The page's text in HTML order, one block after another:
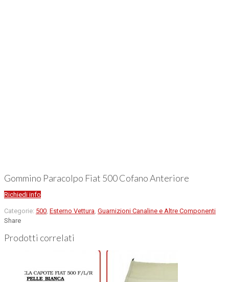
Gommino Paracolpo Fiat 500 Cofano Anteriore
Richiedi info
Categorie: 500 Esterno Vettura Guarnizioni Canaline e Altre Componenti
Share
Prodotti correlati